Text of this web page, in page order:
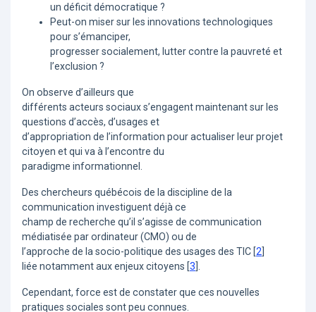
un déficit démocratique ?
Peut-on miser sur les innovations technologiques
pour s’émanciper,
progresser socialement, lutter contre la pauvreté et
l’exclusion ?
On observe d’ailleurs que
différents acteurs sociaux s’engagent maintenant sur les
questions d’accès, d’usages et
d’appropriation de l’information pour actualiser leur projet
citoyen et qui va à l’encontre du
paradigme informationnel.
Des chercheurs québécois de la discipline de la
communication investiguent déjà ce
champ de recherche qu’il s’agisse de communication
médiatisée par ordinateur (CMO) ou de
l’approche de la socio-politique des usages des TIC [2
liée notamment aux enjeux citoyens [3 .
Cependant, force est de constater que ces nouvelles
pratiques sociales sont peu connues.